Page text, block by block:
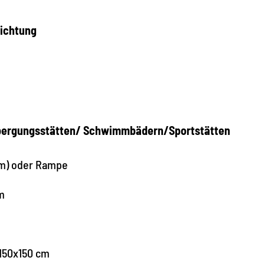
Schwimmbädern/Sportstätten
oder Rampe
cm